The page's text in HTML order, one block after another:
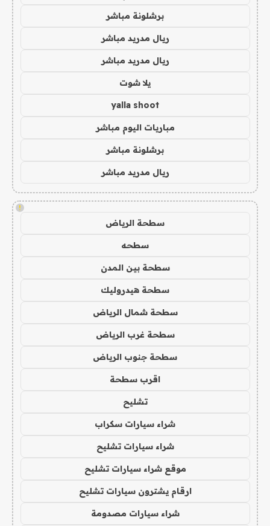
برشلونة مباشر
ريال مدريد مباشر
ريال مدريد مباشر
يلا شوت
yalla shoot
مباريات اليوم مباشر
برشلونة مباشر
ريال مدريد مباشر
!
سطحة الرياض
سطحه
سطحة بين المدن
سطحة هيدروليك
سطحة شمال الرياض
سطحة غرب الرياض
سطحة جنوب الرياض
اقرب سطحة
تشليح
شراء سيارات سكراب
شراء سيارات تشليح
موقع شراء سيارات تشليح
ارقام يشترون سيارات تشليح
شراء سيارات مصدومة